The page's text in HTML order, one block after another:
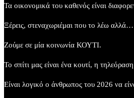
Τα οικονομικά του καθενός είναι
Ξέρεις, στεναχωριέμαι που το λέω αλλά…​
Ζούμε σε μία κοινωνία ΚΟΥΤΙ.​
Το σπίτι μας είναι ένα κουτί, η
Είναι λογικό ο άνθρωπος του 2026 να